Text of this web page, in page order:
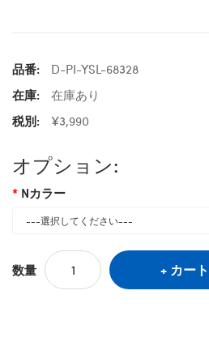
品番:
D-PI-YSL-68328
在庫:
在庫あり
税別:
¥3,990
オプション:
Nカラー
数量 カー